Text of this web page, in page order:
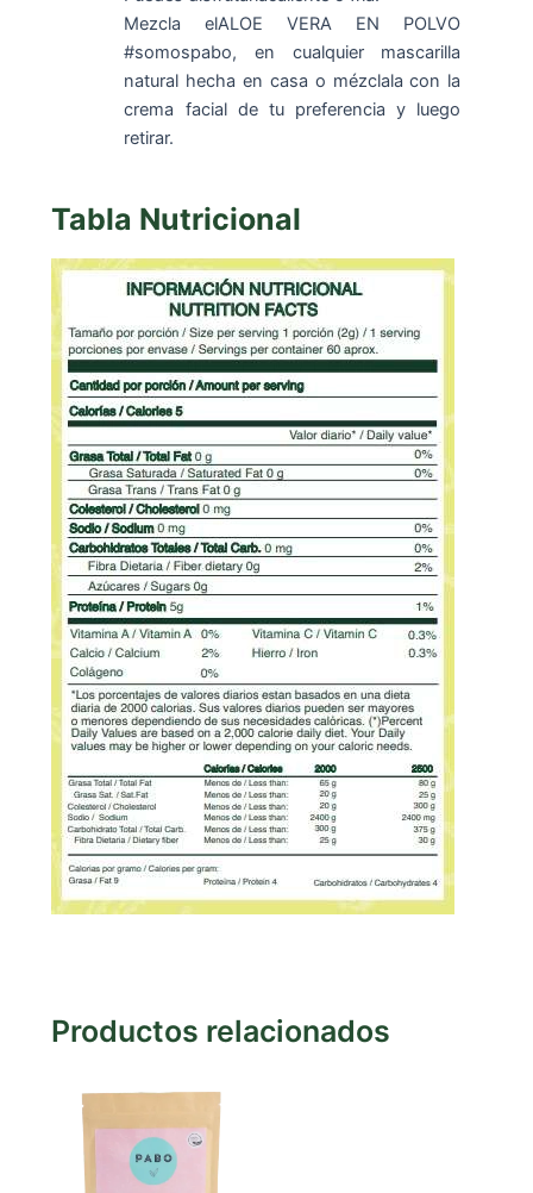
Mezcla elALOE VERA EN POLVO
#somospabo, en cualquier mascarilla
natural hecha en casa o mézclala con la
crema facial de tu preferencia y luego
retirar.
Tabla Nutricional
Productos relacionados